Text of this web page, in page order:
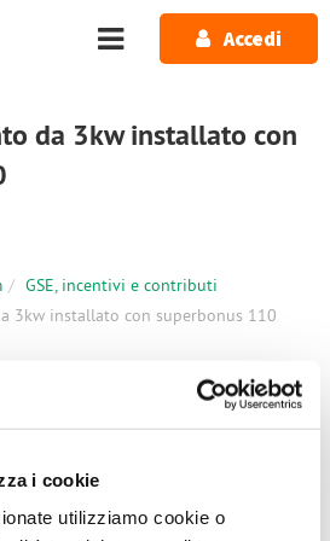
i cookie
utilizziamo cookie o
Accedi
da 3kw installato con
GSE, incentivi e contributi
3kw installato con superbonus 110
per inserire commenti.
da 3kw installato con